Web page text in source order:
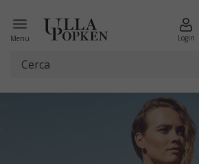
Menu Login